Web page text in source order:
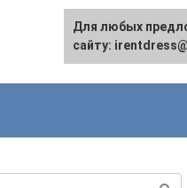
Для любых
сайту: